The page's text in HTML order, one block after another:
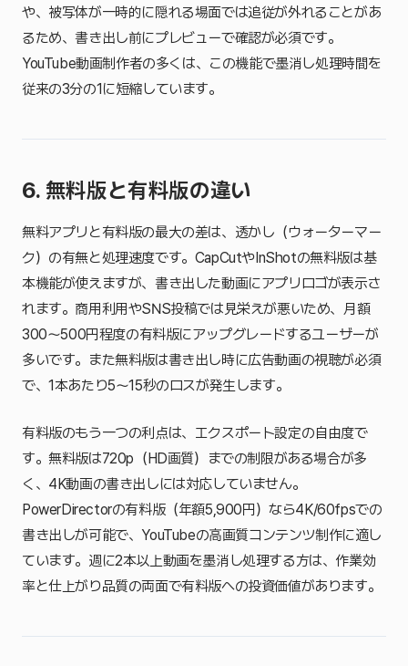
や、被写体が一時的に隠れる場面では追従が外れることがあ
るため、書き出し前にプレビューで確認が必須です。
YouTube動画制作者の多くは、この機能で墨消し処理時間を
従来の3分の1に短縮しています。
6. 無料版と有料版の違い
無料アプリと有料版の最大の差は、透かし（ウォーターマー
ク）の有無と処理速度です。CapCutやInShotの無料版は基
本機能が使えますが、書き出した動画にアプリロゴが表示さ
れます。商用利用やSNS投稿では見栄えが悪いため、月額
300〜500円程度の有料版にアップグレードするユーザーが
多いです。また無料版は書き出し時に広告動画の視聴が必須
で、1本あたり5〜15秒のロスが発生します。
有料版のもう一つの利点は、エクスポート設定の自由度で
す。無料版は720p（HD画質）までの制限がある場合が多
く、4K動画の書き出しには対応していません。
PowerDirectorの有料版（年額5,900円）なら4K/60fpsでの
書き出しが可能で、YouTubeの高画質コンテンツ制作に適し
ています。週に2本以上動画を墨消し処理する方は、作業効
率と仕上がり品質の両面で有料版への投資価値があります。